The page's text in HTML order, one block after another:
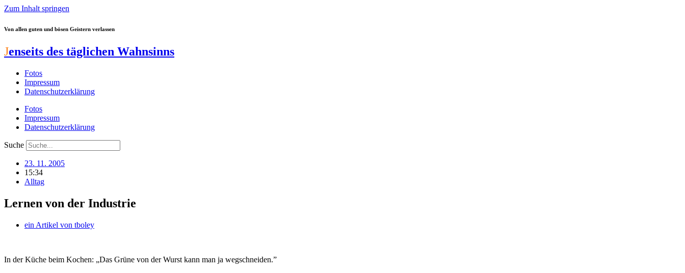
Zum Inhalt springen
Von allen guten und bösen Geistern verlassen
Jenseits des täglichen Wahnsinns
Fotos
Impressum
Datenschutzerklärung
Fotos
Impressum
Datenschutzerklärung
Suche
23. 11. 2005
15:34
Alltag
Lernen von der Industrie
ein Artikel von tboley
In der Küche beim Kochen: „Das Grüne von der Wurst kann man ja wegschneiden.”